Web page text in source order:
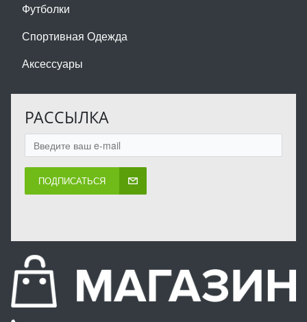
Футболки
Спортивная Одежда
Аксессуары
РАССЫЛКА
ПОДПИСАТЬСЯ